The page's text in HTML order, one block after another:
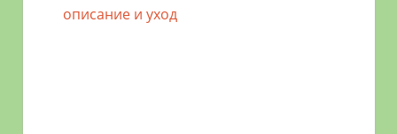
описание и уход